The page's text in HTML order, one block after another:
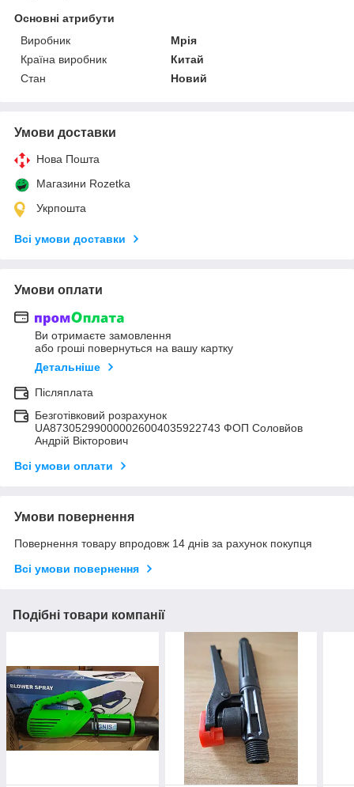
Основні атрибути
Виробник
Мрія
Країна виробник
Китай
Стан
Новий
Умови доставки
Нова Пошта
Магазини Rozetka
Укрпошта
Всі умови доставки
Умови оплати
Ви отримаєте замовлення
або гроші повернуться на вашу картку
Детальніше
Післяплата
Безготівковий розрахунок
UA873052990000026004035922743 ФОП Соловйов
Андрій Вікторович
Всі умови оплати
Умови повернення
Повернення товару впродовж 14 днів за рахунок покупця
Всі умови повернення
Подібні товари компанії